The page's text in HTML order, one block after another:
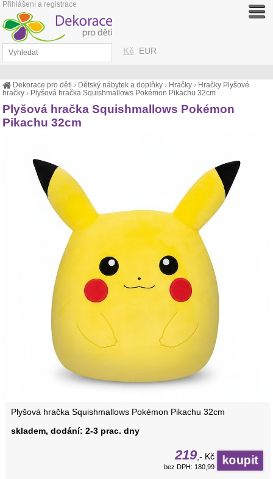
Dekorace pro děti › Dětský nábytek a doplňky › Hračky › Hračky Plyšové
hračky › Plyšová hračka Squishmallows Pokémon Pikachu 32cm
Plyšová hračka Squishmallows Pokémon
Pikachu 32cm
Plyšová hračka Squishmallows Pokémon Pikachu 32cm
skladem, dodání: 2-3 prac. dny
219 ,- Kč
bez DPH: 180,99
Kč EUR
Přihlášení a registrace